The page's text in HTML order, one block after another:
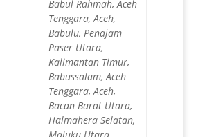
Babul Rahmah, Aceh
Tenggara, Aceh,
Babulu, Penajam
Paser Utara,
Kalimantan Timur,
Babussalam, Aceh
Tenggara, Aceh,
Bacan Barat Utara,
Halmahera Selatan,